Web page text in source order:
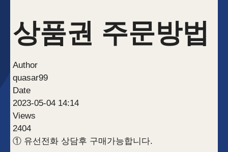
상품권 주문방법
Author
quasar99
Date
2023-05-04 14:14
Views
2404
① 유선전화 상담후 구매가능합니다.